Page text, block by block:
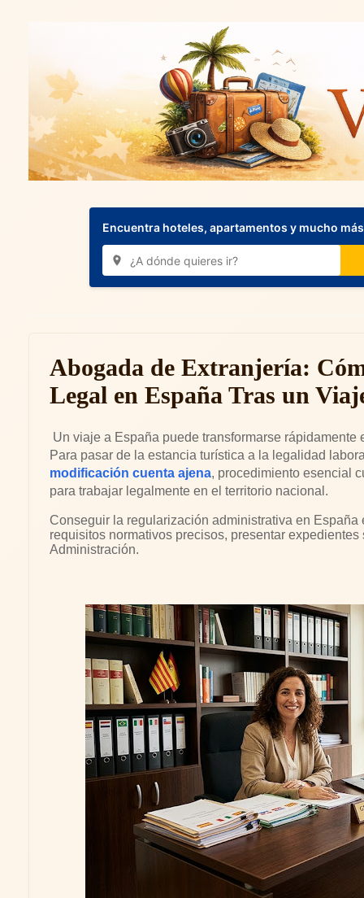
Encuentra hoteles, apartamentos y mucho
Abogada de Extranjería:
Legal en España Tras un
Un viaje a España puede transformarse
Para pasar de la estancia turística a la legalidad
modificación cuenta ajena, procedimiento esencial
para trabajar legalmente en el territorio nacional.
Conseguir la regularización administrativa en
requisitos normativos precisos, presentar
Administración.